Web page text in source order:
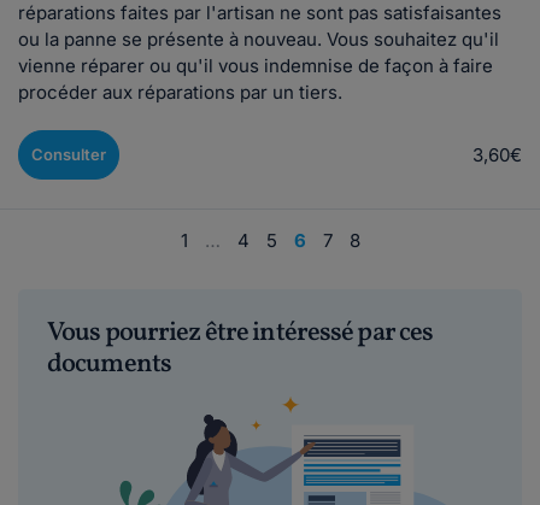
réparations faites par l'artisan ne sont pas satisfaisantes
ou la panne se présente à nouveau. Vous souhaitez qu'il
vienne réparer ou qu'il vous indemnise de façon à faire
procéder aux réparations par un tiers.
Consulter 3,60€
1 … 4 5 6 7 8
Vous pourriez être intéressé par ces
documents